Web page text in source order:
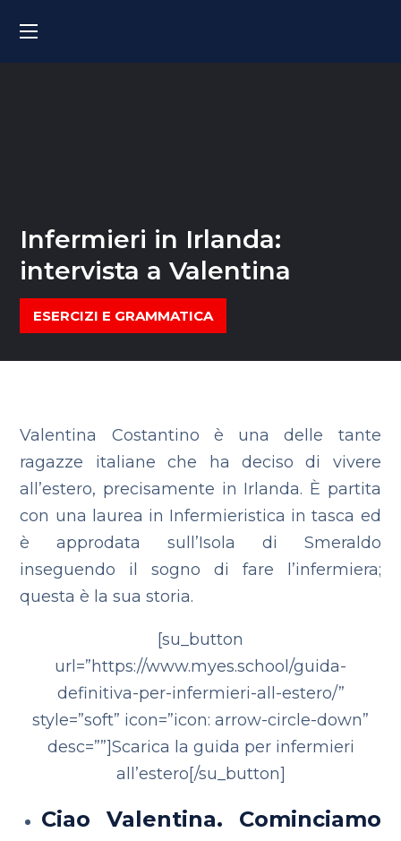
Infermieri in Irlanda:
intervista a Valentina
ESERCIZI E GRAMMATICA
Valentina Costantino è una delle tante
ragazze italiane che ha deciso di vivere
all’estero, precisamente in Irlanda. È partita
con una laurea in Infermieristica in tasca ed
è approdata sull’Isola di Smeraldo
inseguendo il sogno di fare l’infermiera;
questa è la sua storia.
[su_button
url=”https://www.myes.school/guida-
definitiva-per-infermieri-all-estero/”
style=”soft” icon=”icon: arrow-circle-down”
desc=””]Scarica la guida per infermieri
all’estero[/su_button]
Ciao Valentina. Cominciamo